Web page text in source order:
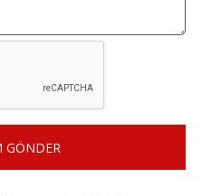
GÖNDER